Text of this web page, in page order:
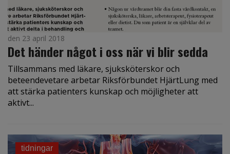
den 23 april 2018
Det händer något i oss när vi blir sedda
Tillsammans med läkare, sjuksköterskor och
beteendevetare arbetar Riksförbundet HjärtLung med
att stärka patienters kunskap och möjligheter att
aktivt...
tidningar